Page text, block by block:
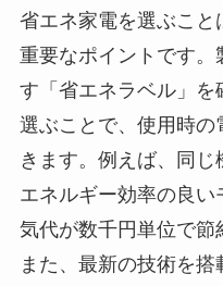
省エネ家電を選ぶこ
重要なポイントです
す「省エネラベル」を
選ぶことで、使用時
きます。例えば、同じ
エネルギー効率の良
気代が数千円単位で節
また、最新の技術を